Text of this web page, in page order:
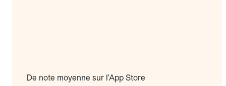
De note moyenne sur l'App Store